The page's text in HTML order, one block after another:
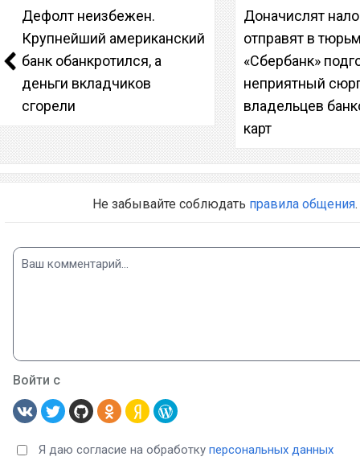
Дефолт неизбежен.
Крупнейший американский
банк обанкротился, а
деньги вкладчиков
сгорели
Доначислят
отправят в
«Сбербанк»
неприятный
владельцев
карт
Не забывайте соблюдать правила общения.
Войти с
Я даю согласие на обработку персональных данных